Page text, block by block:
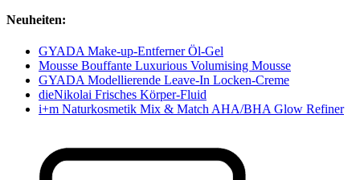
Neuheiten:
GYADA Make-up-Entferner Öl-Gel
Mousse Bouffante Luxurious Volumising Mousse
GYADA Modellierende Leave-In Locken-Creme
dieNikolai Frisches Körper-Fluid
i+m Naturkosmetik Mix & Match AHA/BHA Glow Refiner